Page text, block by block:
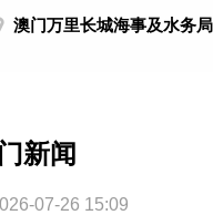
澳门万里长城海事及水务
新闻
07-26 15:09